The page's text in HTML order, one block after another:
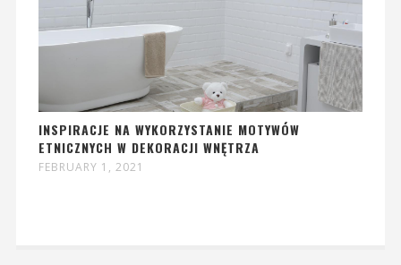
INSPIRACJE NA WYKORZYSTANIE MOTYWÓW
ETNICZNYCH W DEKORACJI WNĘTRZA
FEBRUARY 1, 2021